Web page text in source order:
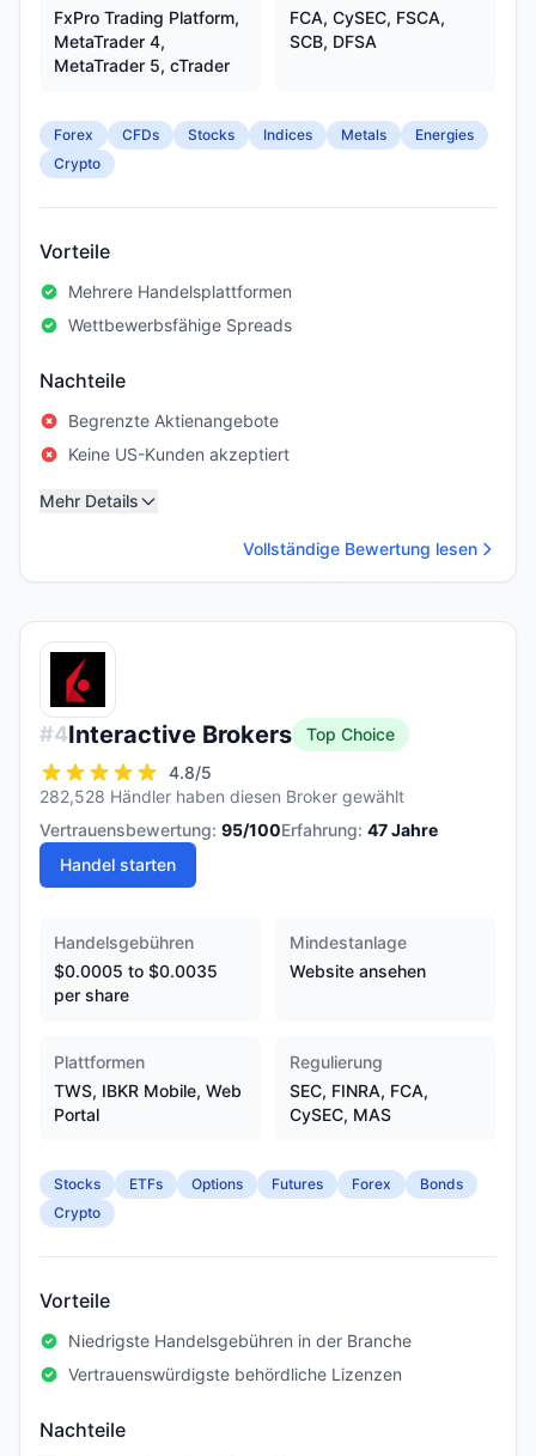
FxPro Trading Platform,
MetaTrader 4,
MetaTrader 5, cTrader
FCA, CySEC, FSCA,
SCB, DFSA
Forex CFDs Stocks Indices Metals
Energies
Crypto
Vorteile
Mehrere Handelsplattformen
Wettbewerbsfähige Spreads
Nachteile
Begrenzte Aktienangebote
Keine US-Kunden akzeptiert
Mehr Details
Vollständige Bewertung lesen
#4Interactive Brokers
Top Choice
4.8/5
282,528 Händler haben diesen Broker gewählt
Vertrauensbewertung: 95/100Erfahrung: 47Jahre
Handel starten
Handelsgebühren
$0.0005 to $0.0035
per share
Mindestanlage
Website ansehen
Plattformen
TWS, IBKR Mobile, Web
Portal
Regulierung
SEC, FINRA, FCA,
CySEC, MAS
Stocks ETFs Options Futures Forex
Bonds
Crypto
Vorteile
Niedrigste Handelsgebühren in der Branche
Vertrauenswürdigste behördliche Lizenzen
Nachteile